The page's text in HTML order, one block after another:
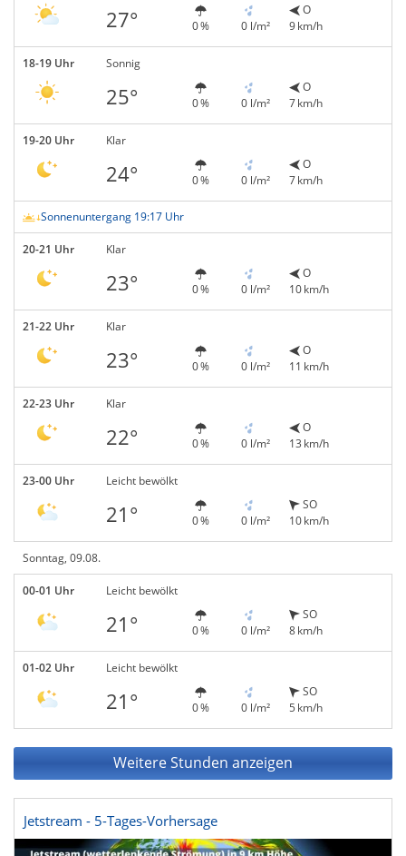
27° 0 % 0 l/m²
O
9 km/h
18-19 Uhr Sonnig
25° 0 % 0 l/m²
O
7 km/h
19-20 Uhr Klar
24° 0 % 0 l/m²
O
7 km/h
Sonnenuntergang 19:17 Uhr
20-21 Uhr Klar
23° 0 % 0 l/m²
O
10 km/h
21-22 Uhr Klar
23° 0 % 0 l/m²
O
11 km/h
22-23 Uhr Klar
22° 0 % 0 l/m²
O
13 km/h
23-00 Uhr Leicht bewölkt
21° 0 % 0 l/m²
SO
10 km/h
Sonntag, 09.08.
00-01 Uhr Leicht bewölkt
21° 0 % 0 l/m²
SO
8 km/h
01-02 Uhr Leicht bewölkt
21° 0 % 0 l/m²
SO
5 km/h
Weitere Stunden anzeigen
Jetstream - 5-Tages-Vorhersage